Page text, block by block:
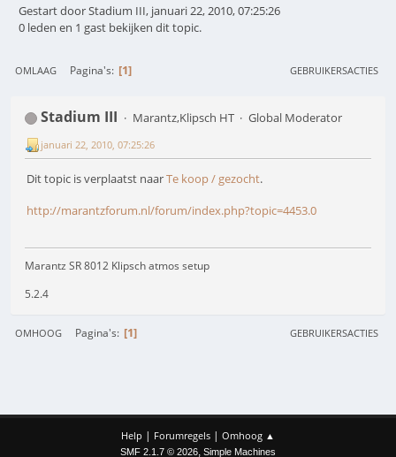
Gestart door Stadium III, januari 22, 2010, 07:25:26
0 leden en 1 gast bekijken dit topic.
OMLAAG Pagina's 1 GEBRUIKERSACTIES
Stadium III Marantz,Klipsch HT Global Moderator
januari 22, 2010, 07:25:26
Dit topic is verplaatst naarTe koop / gezocht.
http://marantzforum.nl/forum/index.php?topic=4453.0
Marantz SR 8012 Klipsch atmos setup
5.2.4
OMHOOG Pagina's 1 GEBRUIKERSACTIES
Help | Forumregels | Omhoog ▲
SMF 2.1.7 © 2026, Simple Machines